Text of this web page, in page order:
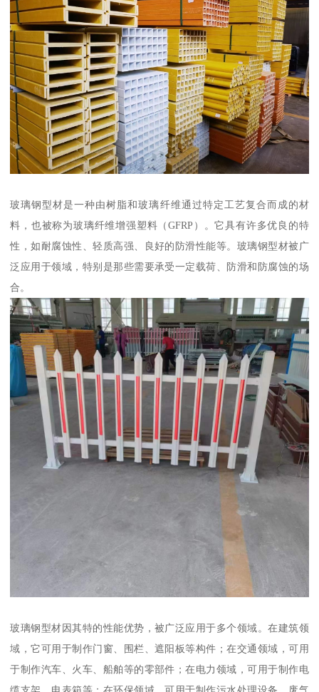
玻璃钢型材是一种由树脂和玻璃纤维通过特定工艺复合而成的材
料，也被称为玻璃纤维增强塑料（GFRP）。它具有许多优良的特
性，如耐腐蚀性、轻质高强、良好的防滑性能等。玻璃钢型材被广
泛应用于领域，特别是那些需要承受一定载荷、防滑和防腐蚀的场
合。
玻璃钢型材因其特的性能优势，被广泛应用于多个领域。在建筑领
域，它可用于制作门窗、围栏、遮阳板等构件；在交通领域，可用
于制作汽车、火车、船舶等的零部件；在电力领域，可用于制作电
缆支架、电表箱等；在环保领域，可用于制作污水处理设备、废气